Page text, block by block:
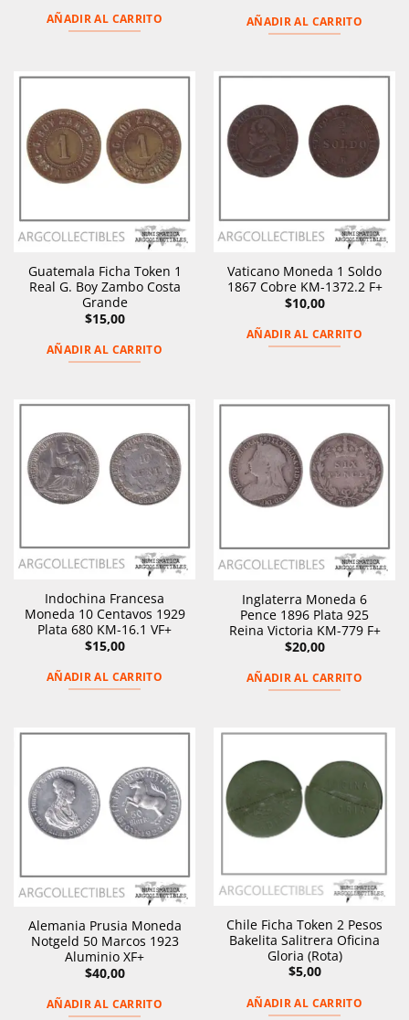
AÑADIR AL CARRITO AÑADIR AL CARRITO
Guatemala Ficha Token 1
Real G. Boy Zambo Costa
Grande
$15,00
AÑADIR AL CARRITO
Vaticano Moneda 1 Soldo
1867 Cobre KM-1372.2 F+
$10,00
AÑADIR AL CARRITO
Indochina Francesa
Moneda 10 Centavos 1929
Plata 680 KM-16.1 VF+
$15,00
AÑADIR AL CARRITO
Inglaterra Moneda 6
Pence 1896 Plata 925
Reina Victoria KM-779 F+
$20,00
AÑADIR AL CARRITO
Alemania Prusia Moneda
Notgeld 50 Marcos 1923
Aluminio XF+
$40,00
AÑADIR AL CARRITO
Chile Ficha Token 2 Pesos
Bakelita Salitrera Oficina
Gloria (Rota)
$5,00
AÑADIR AL CARRITO